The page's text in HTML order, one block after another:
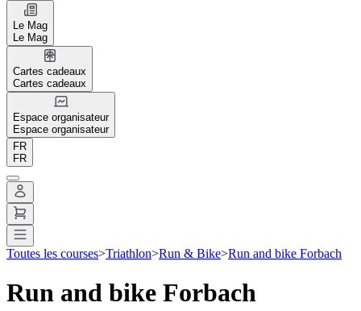
Le Mag
Le Mag
Cartes cadeaux
Cartes cadeaux
Espace organisateur
Espace organisateur
FR
FR
Toutes les courses>Triathlon>Run & Bike>Run and bike Forbach
Run and bike Forbach